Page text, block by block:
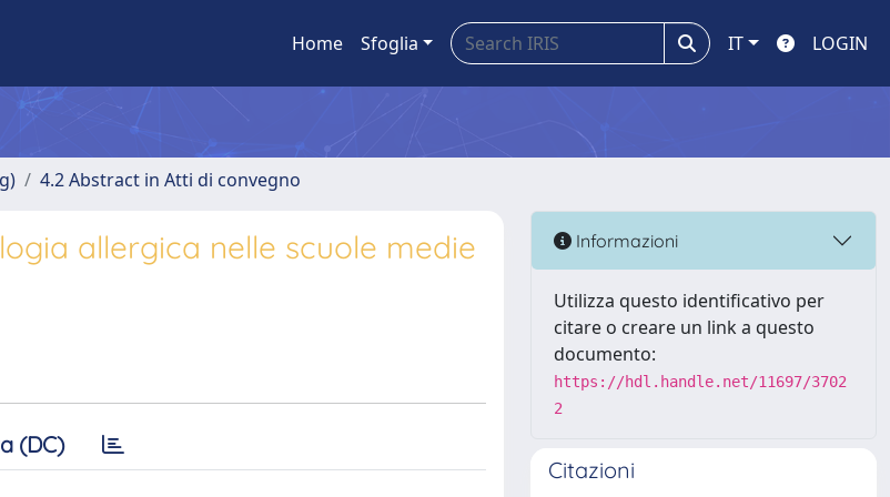
Home Sfoglia IT LOGIN
4.2 Abstract in Atti di convegno
allergica nelle scuole medie
(DC)
Informazioni
Utilizza questo identificativo per
citare o creare un link a questo
documento:
https://hdl.handle.net/11697/3702
2
Citazioni